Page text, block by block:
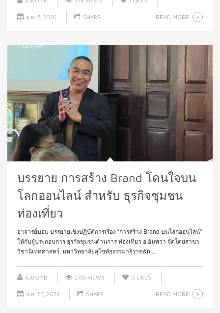
ม.ค. 7, 2026 SHARE READ MORE
บรรยาย การสร้าง Brand โดนใจบน
โลกออนไลน์ สำหรับ ธุรกิจชุมชน
ท่องเที่ยว
อาจารย์บอม บรรยายเชิงปฏิบัติการเรื่อง “การสร้าง Brand บนโลกออนไลน์”
ให้กับผู้ประกอบการ ธุรกิจชุมชนด้านการ ท่องเที่ยว อ.อัมพวา จัดโดยสาขา
วิชานิเทศศาสตร์ มหาวิทยาลัยสุโขทัยธรรมาธิราช&n ...
AJBOMB 2715 VIEWS 0 LIKES
ส.ค. 25, 2023 SHARE READ MORE